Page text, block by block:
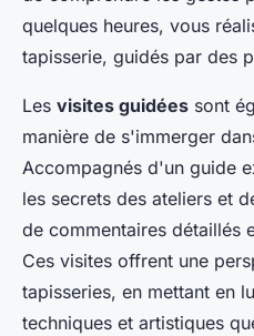
quelques heures, vous
tapisserie, guidés par des
Les visites guidées sont
manière de s'immerger
Accompagnés d'un guide
les secrets des ateliers et
de commentaires détaillés
Ces visites offrent une
tapisseries, en mettant en
techniques et artistiques